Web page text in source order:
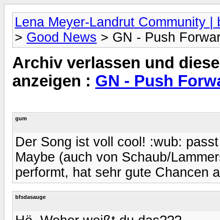
Lena Meyer-Landrut Community |
> Good News > GN - Push
Archiv verlassen und
anzeigen : GN - Push
gum
Der Song ist voll cool! :wub:
Maybe (auch von Schaub/
performt, hat sehr gute Chancen
bfsdasauge